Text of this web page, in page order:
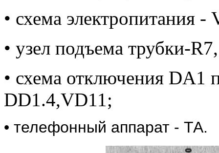
• схема электропитания
• узел подъема трубки-
• схема отключения DA1
DD1.4,VD11;
• телефонный аппарат - ТА.